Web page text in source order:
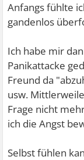
Anfangs fühlte
gandenlos
Ich habe mir
Panikattacke
Freund da
usw.
Frage nicht
ich die Angst
Selbst fühlen